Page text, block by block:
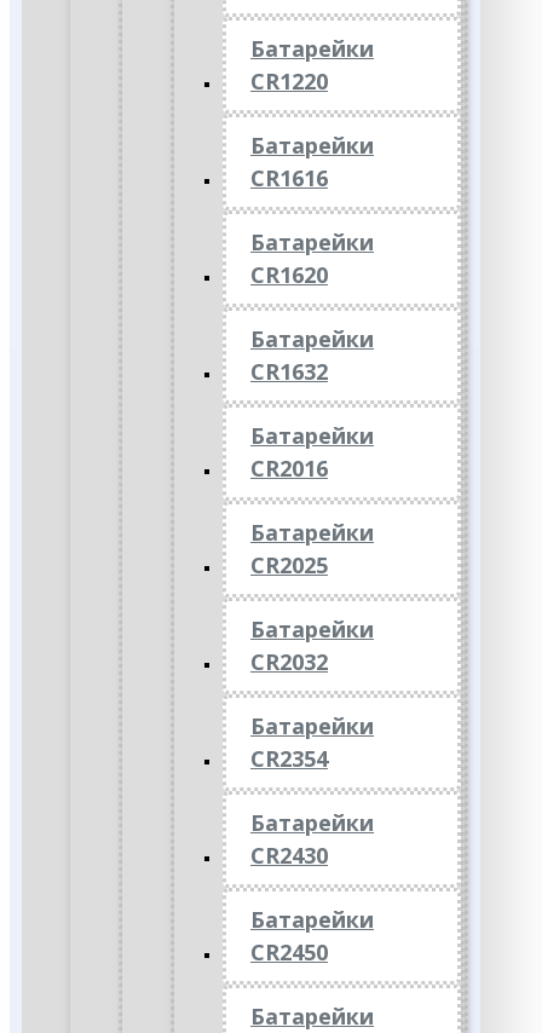
Батарейки
CR1220
Батарейки
CR1616
Батарейки
CR1620
Батарейки
CR1632
Батарейки
CR2016
Батарейки
CR2025
Батарейки
CR2032
Батарейки
CR2354
Батарейки
CR2430
Батарейки
CR2450
Батарейки